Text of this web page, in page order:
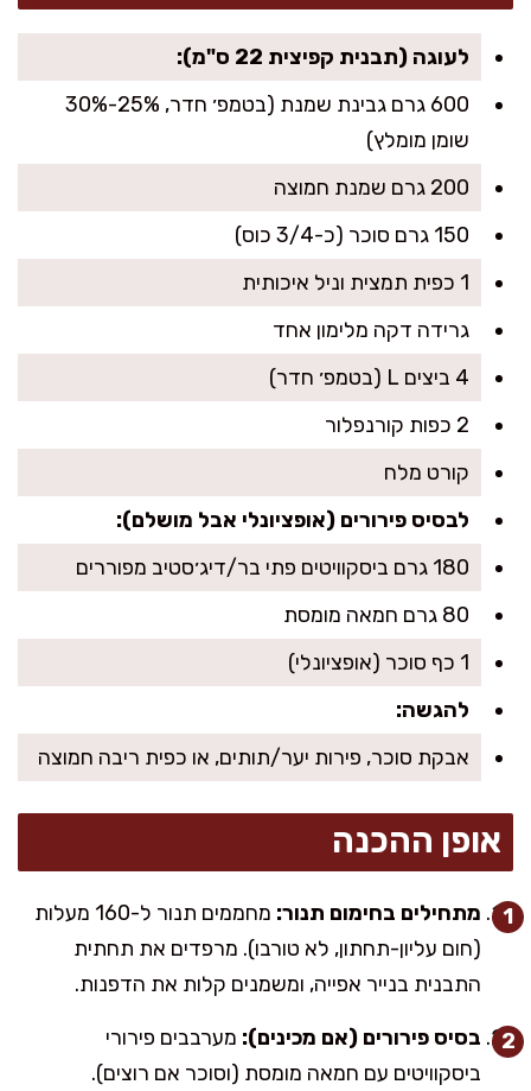
לעוגה (תבנית קפיצית 22 ס"מ):
600 גרם גבינת שמנת (בטמפ׳ חדר, 25%-30%
שומן מומלץ)
200 גרם שמנת חמוצה
150 גרם סוכר (כ-3/4 כוס)
1 כפית תמצית וניל איכותית
גרידה דקה מלימון אחד
4 ביצים L (בטמפ׳ חדר)
2 כפות קורנפלור
קורט מלח
לבסיס פירורים (אופציונלי אבל מושלם):
180 גרם ביסקוויטים פתי בר/דיג׳סטיב מפוררים
80 גרם חמאה מומסת
1 כף סוכר (אופציונלי)
להגשה:
אבקת סוכר, פירות יער/תותים, או כפית ריבה חמוצה
אופן ההכנה
מתחילים בחימום תנור:
מחממים תנור ל-160 מעלות
(חום עליון-תחתון, לא טורבו). מרפדים את תחתית
התבנית בנייר אפייה, ומשמנים קלות את הדפנות.
בסיס פירורים (אם מכינים): מערבבים פירורי
ביסקוויטים עם חמאה מומסת (וסוכר אם רוצים).